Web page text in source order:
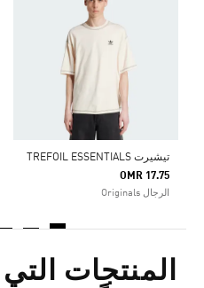
تيشيرت TREFOIL ESSENTIALS
OMR 17.75
الرجال Originals
المنتجات